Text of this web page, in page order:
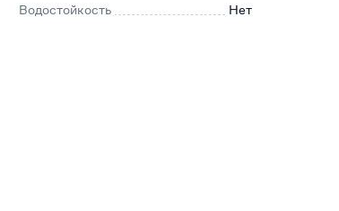
Водостойкость Нет